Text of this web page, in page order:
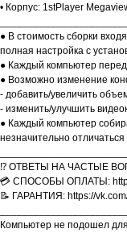
• Корпус: 1stPlayer
● В стоимость сборки
полная настройка с
● Каждый компьютер перед
● Возможно изменение
- добавить/увеличить
- изменить/улучшить
● Каждый компьютер
незначительно
⁉️ ОТВЕТЫ НА ЧАСТЫЕ
💳 СПОСОБЫ ОПЛАТЫ:
📝 ГАРАНТИЯ: https://
Компьютер не подошел